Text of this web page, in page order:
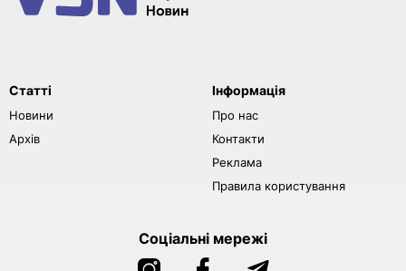
Статті
Новини
Архів
Інформація
Про нас
Контакти
Реклама
Правила користування
Соціальні мережі